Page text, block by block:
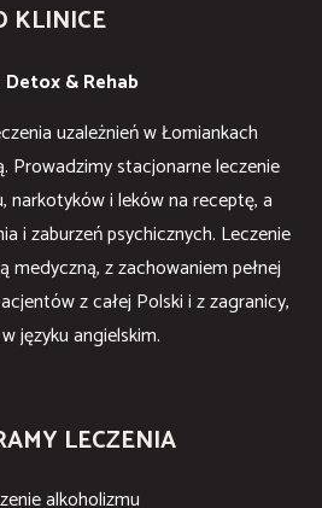
KLINICE
Detox & Rehab
uzależnień w Łomiankach
Prowadzimy stacjonarne leczenie
narkotyków i leków na receptę, a
i zaburzeń psychicznych. Leczenie
medyczną, z zachowaniem pełnej
z całej Polski i z zagranicy,
języku angielskim.
LECZENIA
alkoholizmu